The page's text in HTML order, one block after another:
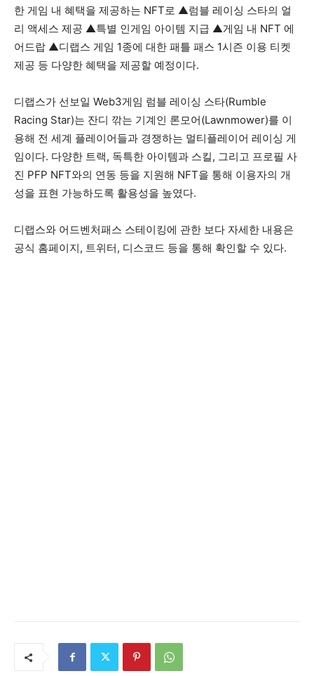
한 게임 내 혜택을 제공하는 NFT로 ▲럼블 레이싱 스타의 얼
리 액세스 제공 ▲특별 인게임 아이템 지급 ▲게임 내 NFT 에
어드랍 ▲디랩스 게임 1종에 대한 패틀 패스 1시즌 이용 티켓
제공 등 다양한 혜택을 제공할 예정이다.
디랩스가 선보일 Web3게임 럼블 레이싱 스타(Rumble
Racing Star)는 잔디 깎는 기계인 론모어(Lawnmower)를 이
용해 전 세계 플레이어들과 경쟁하는 멀티플레이어 레이싱 게
임이다. 다양한 트랙, 독특한 아이템과 스킬, 그리고 프로필 사
진 PFP NFT와의 연동 등을 지원해 NFT을 통해 이용자의 개
성을 표현 가능하도록 활용성을 높였다.
디랩스와 어드벤처패스 스테이킹에 관한 보다 자세한 내용은
공식 홈페이지, 트위터, 디스코드 등을 통해 확인할 수 있다.